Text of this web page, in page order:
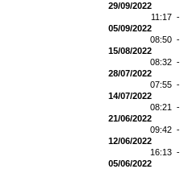
29/09/2022
11:17 -
05/09/2022
08:50 -
15/08/2022
08:32 -
28/07/2022
07:55 -
14/07/2022
08:21 -
21/06/2022
09:42 -
12/06/2022
16:13 -
05/06/2022